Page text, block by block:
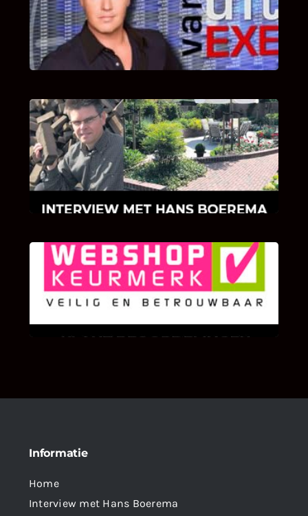
Bekijk hier de fragmenten van de deelname
van Bricks and Stones aan dit programma.
INTERVIEW MET HANS BOEREMA
Hoe Bricks and Stones ontstaan is en wat
Hans Boerema motiveert in de wereld van
klinkers en tegels!
KLANT BEOORDELINGEN
We zijn er zeer op gesteld om te weten wat u
als klant van ons en onze diensten vindt.
Informatie
Home
Interview met Hans Boerema